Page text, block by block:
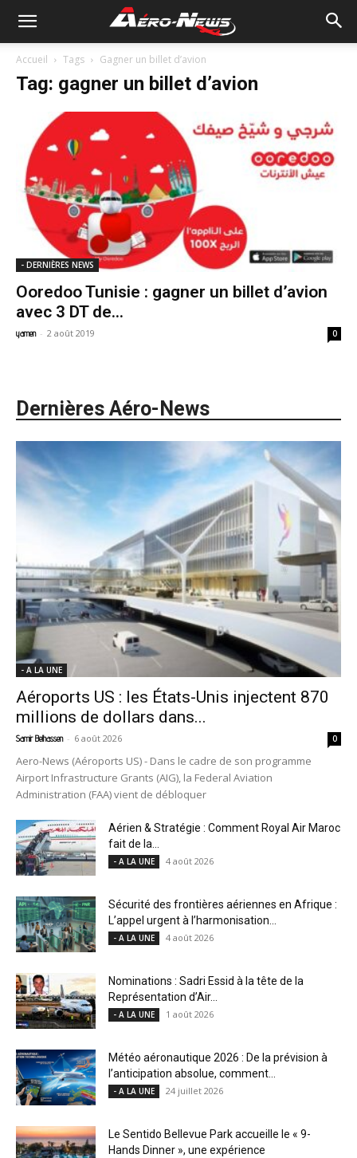
Accueil Tags Gagner un billet d’avion
Tag: gagner un billet d’avion
- DERNIÈRES NEWS
Ooredoo Tunisie : gagner un billet d’avion
avec 3 DT de...
yamen - 2 août 2019 0
Dernières Aéro-News
- A LA UNE
Aéroports US : les États-Unis injectent 870
millions de dollars dans...
Samir Belhassen - 6 août 2026 0
Aero-News (Aéroports US) - Dans le cadre de son programme
Airport Infrastructure Grants (AIG), la Federal Aviation
Administration (FAA) vient de débloquer
Aérien & Stratégie : Comment Royal Air Maroc
fait de la...
- A LA UNE 4 août 2026
Sécurité des frontières aériennes en Afrique :
L’appel urgent à l’harmonisation...
- A LA UNE 4 août 2026
Nominations : Sadri Essid à la tête de la
Représentation d’Air...
- A LA UNE 1 août 2026
Météo aéronautique 2026 : De la prévision à
l’anticipation absolue, comment...
- A LA UNE 24 juillet 2026
Le Sentido Bellevue Park accueille le « 9-
Hands Dinner », une expérience